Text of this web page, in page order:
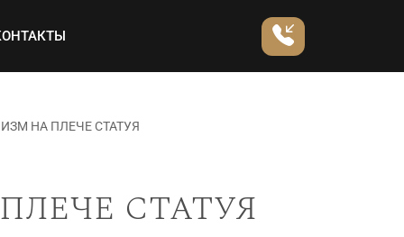
НА ПЛЕЧЕ СТАТУЯ
статуя